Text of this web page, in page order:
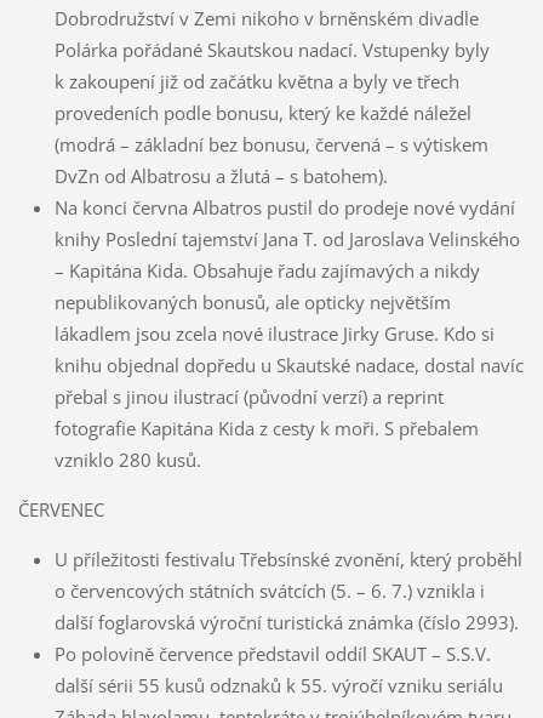
Dobrodružství v Zemi nikoho v brněnském divadle
Polárka pořádané Skautskou nadací. Vstupenky byly
k zakoupení již od začátku května a byly ve třech
provedeních podle bonusu, který ke každé náležel
(modrá – základní bez bonusu, červená – s výtiskem
DvZn od Albatrosu a žlutá – s batohem).
Na konci června Albatros pustil do prodeje nové vydání
knihy Poslední tajemství Jana T. od Jaroslava Velinského
– Kapitána Kida. Obsahuje řadu zajímavých a nikdy
nepublikovaných bonusů, ale opticky největším
lákadlem jsou zcela nové ilustrace Jirky Gruse. Kdo si
knihu objednal dopředu u Skautské nadace, dostal navíc
přebal s jinou ilustrací (původní verzí) a reprint
fotografie Kapitána Kida z cesty k moři. S přebalem
vzniklo 280 kusů.
ČERVENEC
U příležitosti festivalu Třebsínské zvonění, který proběhl
o červencových státních svátcích (5. – 6. 7.) vznikla i
další foglarovská výroční turistická známka (číslo 2993).
Po polovině července představil oddíl SKAUT – S.S.V.
další sérii 55 kusů odznaků k 55. výročí vzniku seriálu